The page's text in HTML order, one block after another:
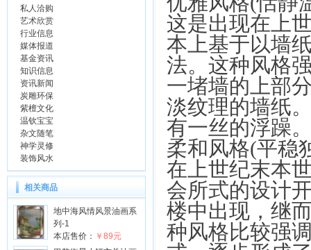
私人洽购
艺术欣赏
行业信息
媒体报道
基金资讯
知识信息
资讯新闻
炭雕环保
紫檀文化
温钦宝宝
杂文随笔
神学灵修
装饰风水
相关商品
地中海风情风景油画系
列-1
本店售价： ￥89元
这是出现在上
本上基于以墙
法。这种风格
一堵墙的上部
淡纹理的墙纸
有一丝的浮躁
柔和风格(平稳
在上世纪末本
会所式的设计
楼中出现，继
种风格比较强